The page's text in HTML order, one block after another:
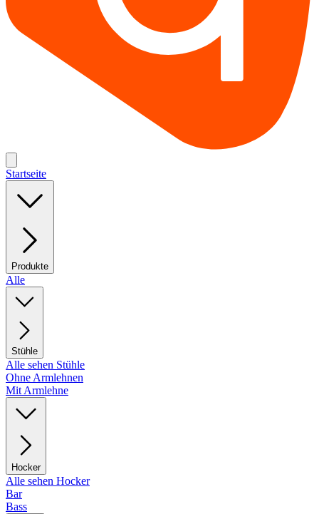
Startseite
Produkte
Alle
Stühle
Alle sehen Stühle
Ohne Armlehnen
Mit Armlehne
Hocker
Alle sehen Hocker
Bar
Bass